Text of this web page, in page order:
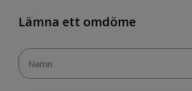
Lämna ett omdöme